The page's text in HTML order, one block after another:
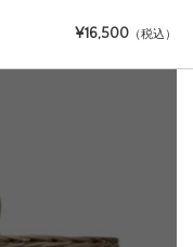
¥16,500 （税込）